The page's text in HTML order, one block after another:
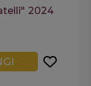
2024